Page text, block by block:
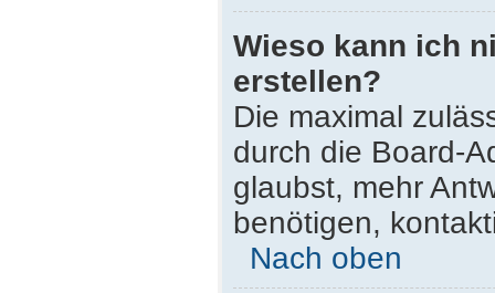
Wieso kann ich
erstellen?
Die maximal
durch die Board-
glaubst, mehr
benötigen,
Nach oben